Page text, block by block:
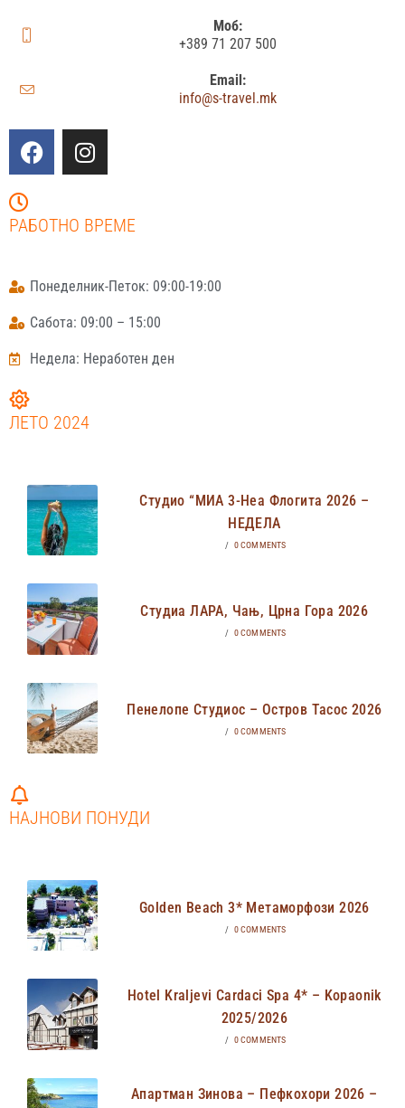
Моб:
+389 71 207 500
Email:
info@s-travel.mk
РАБОТНО ВРЕМЕ
Понеделник-Петок: 09:00-19:00
Сабота: 09:00 – 15:00
Недела: Неработен ден
ЛЕТО 2024
Студио “МИА 3-Неа Флогита 2026 –
НЕДЕЛА
/ 0 COMMENTS
Студиа ЛАРА, Чањ, Црна Гора 2026
/ 0 COMMENTS
Пенелопе Студиос – Остров Тасос 2026
/ 0 COMMENTS
НАЈНОВИ ПОНУДИ
Golden Beach 3* Метаморфози 2026
/ 0 COMMENTS
Hotel Kraljevi Cardaci Spa 4* – Kopaonik
2025/2026
/ 0 COMMENTS
Апартман Зинова – Пефкохори 2026 –